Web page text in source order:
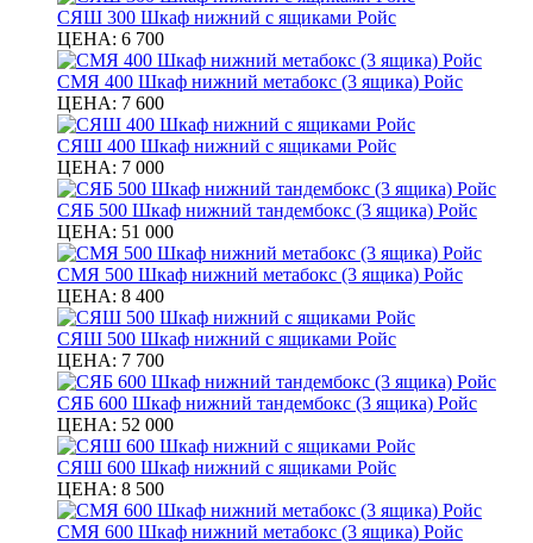
СЯШ 300 Шкаф нижний с ящиками Ройс
ЦЕНА: 6 700
СМЯ 400 Шкаф нижний метабокс (3 ящика) Ройс
ЦЕНА: 7 600
СЯШ 400 Шкаф нижний с ящиками Ройс
ЦЕНА: 7 000
СЯБ 500 Шкаф нижний тандембокс (3 ящика) Ройс
ЦЕНА: 51 000
СМЯ 500 Шкаф нижний метабокс (3 ящика) Ройс
ЦЕНА: 8 400
СЯШ 500 Шкаф нижний с ящиками Ройс
ЦЕНА: 7 700
СЯБ 600 Шкаф нижний тандембокс (3 ящика) Ройс
ЦЕНА: 52 000
СЯШ 600 Шкаф нижний с ящиками Ройс
ЦЕНА: 8 500
СМЯ 600 Шкаф нижний метабокс (3 ящика) Ройс